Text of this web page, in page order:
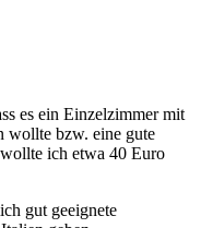
es ein Einzelzimmer mit
wollte bzw. eine gute
ich etwa 40 Euro
gut geeignete